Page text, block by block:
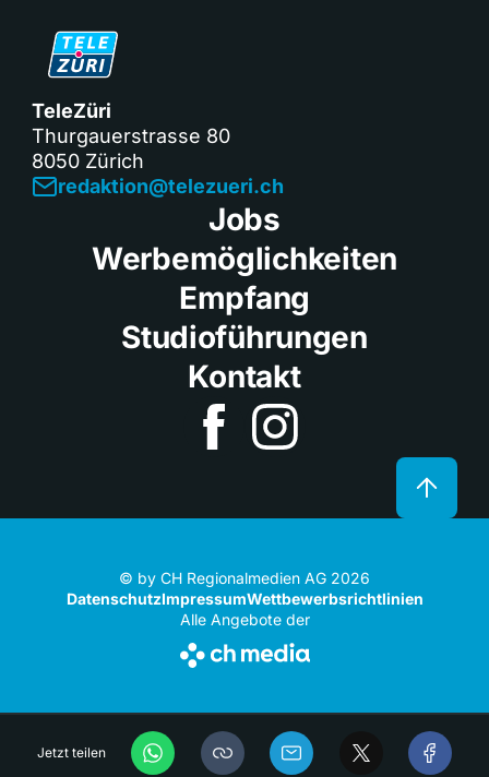
Jetzt teilen
TeleZüri
Thurgauerstrasse 80
8050 Zürich
redaktion@telezueri.ch
Jobs
Werbemöglichkeiten
Empfang
Studioführungen
Kontakt
© by CH Regionalmedien AG 2026
DatenschutzImpressumWettbewerbsrichtlinien
Alle Angebote der